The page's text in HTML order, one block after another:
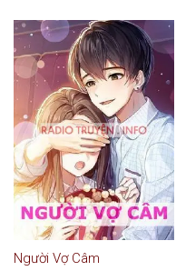
Người Vợ Câm